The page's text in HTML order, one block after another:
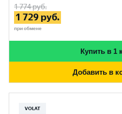
1 774руб.
1 729 руб.
при обмене
Купить в 1
Добавить в
VOLAT